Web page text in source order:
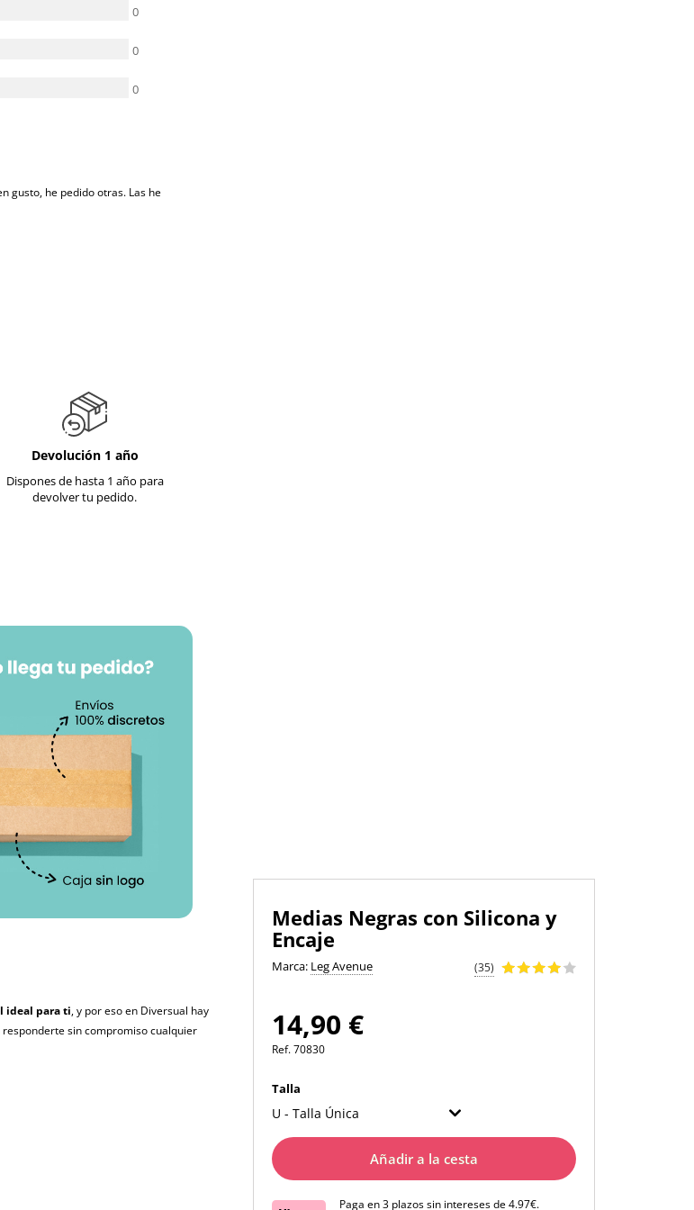
Medias Negras con Silicona y
Encaje
Marca: Leg Avenue (35)
14,90 €
Ref.70830
Talla
U - Talla Única
Añadir a la cesta
Paga en 3 plazos sin intereses de 4.97€.
0
0
0
gusto, he pedido otras. Las he
Devolución 1 año
Dispones de hasta 1 año para
devolver tu pedido.
ideal para ti, y por eso en Diversual hay
sin compromiso cualquier